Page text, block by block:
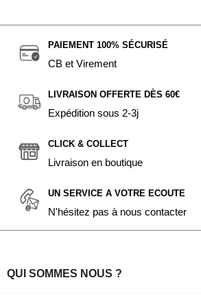
PAIEMENT 100% SÉCURISÉ
CB et Virement
LIVRAISON OFFERTE DÈS 60€
Expédition sous 2-3j
CLICK & COLLECT
Livraison en boutique
UN SERVICE A VOTRE ECOUTE
N'hésitez pas à nous contacter
QUI SOMMES NOUS ?